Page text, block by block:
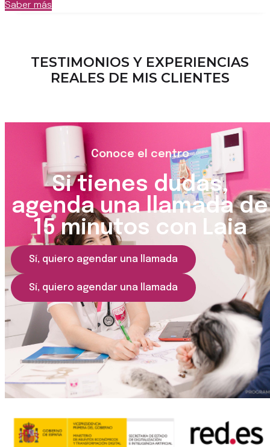
Saber más
TESTIMONIOS Y EXPERIENCIAS
REALES DE MIS CLIENTES
Conoce el centro
Si tienes dudas,
agenda una llamada de
15 minutos con Laia
Sí, quiero agendar una llamada
Sí, quiero agendar una llamada